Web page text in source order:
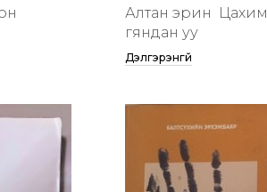
Алтан эрин үү Цахим
гяндан уу
Дэлгэрэнгүй